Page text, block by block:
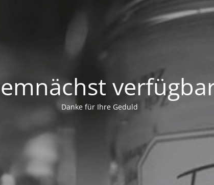
Danke für Ihre Geduld